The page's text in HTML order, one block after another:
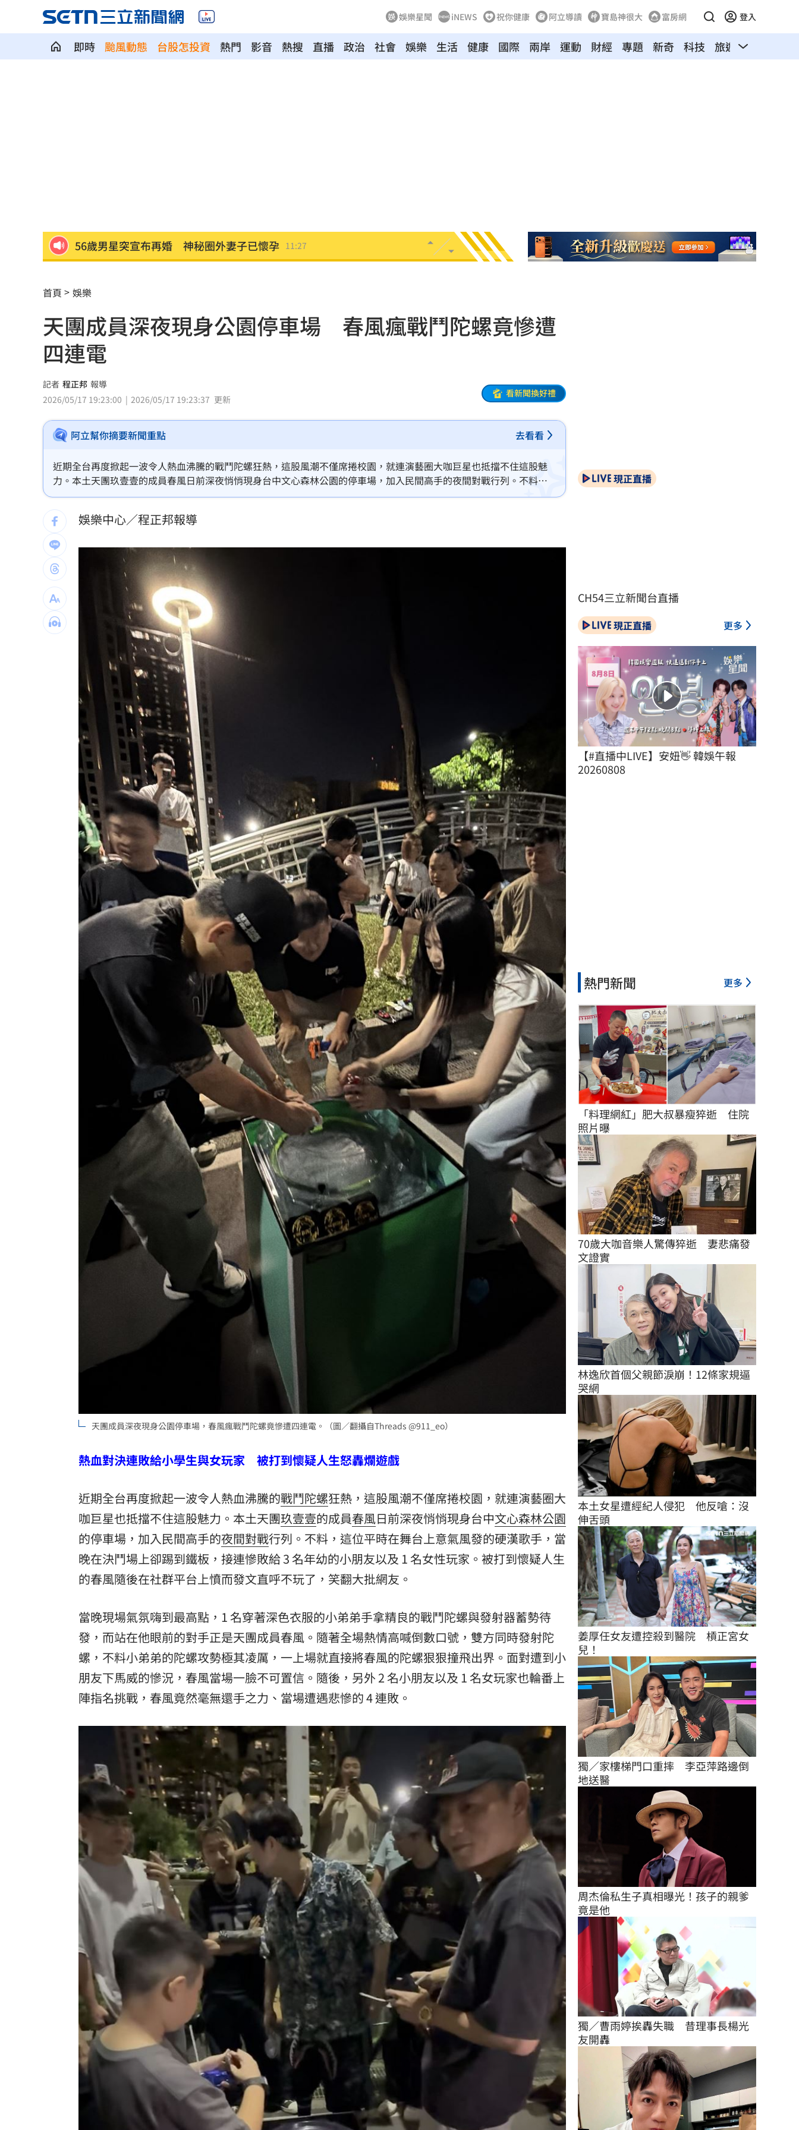
娛樂星聞 iNEWS 祝你健康 阿立導讀 寶島神很大 富房網 登入
即時 颱風動態 台股怎投資 熱門 影音 熱搜 直播 政治 社會 娛樂 生活 健康 國際 兩岸 運動 財經 專題 新奇 科技 旅遊 汽車
父親節提政見禮包 蘇巧慧：要做最強後盾
楊千霈一人扛2女兒出國！突崩潰大哭 11:49
綠5戰將推父親節影音 他遭賴清德吐槽 11:20
奉獻醫學研究逾40年！林慶順教授不幸離世
捲校園霸凌爭議 知名韓星海外發展近況曝 11:12
鄭麗文脫口稱「台灣從來也不是一個國家」
身價千億照買250元麻糬 富太包包自己做
獨／河北彩花快閃文博會！狂掃潮玩曝驚喜
台灣彩券開獎直播中
LIVE三立+24小時直播 15:27
AI時代！威力馬導入智慧營運系統提升效率
商場戰國來臨 台中「頂奢大道」逐漸成形 12:00
台彩父親節推新刮刮樂千萬頭獎超「爸」氣
「拍片人的多重宇宙」職涯論壇9/12登場！
8國球員齊聚高雄 Formosa 7s掀足球熱潮
理想混蛋號召粉絲跨海追星吃美食！
首頁 娛樂
天團成員深夜現身公園停車場 春風瘋戰鬥陀螺竟慘遭
四連電
記者 程正邦 報導
2026/05/17 19:23:00
2026/05/17 19:23:37 更新
看新聞換好禮
阿立幫你摘要新聞重點 去看看
近期全台再度掀起一波令人熱血沸騰的戰鬥陀螺狂熱，這股風潮不僅席捲校園，就連演藝圈大咖巨星也抵擋不住這股魅
力。本土天團玖壹壹的成員春風日前深夜悄悄現身台中文心森林公園的停車場，加入民間高手的夜間對戰行列。不料，
這位平時在舞台上意氣風發的硬漢歌手，當晚在決鬥場上卻踢到鐵板，接連慘敗給 3 名年幼的小朋友以及 1 名女性玩
家。被打到懷疑人生的春風隨後在社群平台上憤而發文直呼不玩了，笑翻大批網友。
娛樂中心／程正邦報導
天團成員深夜現身公園停車場，春風瘋戰鬥陀螺竟慘遭四連電。（圖／翻攝自Threads @911_eo）
熱血對決連敗給小學生與女玩家 被打到懷疑人生怒轟爛遊戲
近期全台再度掀起一波令人熱血沸騰的戰鬥陀螺狂熱，這股風潮不僅席捲校園，就連演藝圈大
咖巨星也抵擋不住這股魅力。本土天團玖壹壹的成員春風日前深夜悄悄現身台中文心森林公園
的停車場，加入民間高手的夜間對戰行列。不料，這位平時在舞台上意氣風發的硬漢歌手，當
晚在決鬥場上卻踢到鐵板，接連慘敗給 3 名年幼的小朋友以及 1 名女性玩家。被打到懷疑人生
的春風隨後在社群平台上憤而發文直呼不玩了，笑翻大批網友。
當晚現場氣氛嗨到最高點，1 名穿著深色衣服的小弟弟手拿精良的戰鬥陀螺與發射器蓄勢待
發，而站在他眼前的對手正是天團成員春風。隨著全場熱情高喊倒數口號，雙方同時發射陀
螺，不料小弟弟的陀螺攻勢極其凌厲，一上場就直接將春風的陀螺狠狠撞飛出界。面對遭到小
朋友下馬威的慘況，春風當場一臉不可置信。隨後，另外 2 名小朋友以及 1 名女玩家也輪番上
陣指名挑戰，春風竟然毫無還手之力、當場遭遇悲慘的 4 連敗。
現正直播
CH54三立新聞台直播
現正直播 更多
【#直播中LIVE】安妞👋 韓娛午報
20260808
熱門新聞 更多
「料理網紅」肥大叔暴瘦猝逝　住院
照片曝
70歲大咖音樂人驚傳猝逝　妻悲痛發
文證實
林逸欣首個父親節淚崩！12條家規逼
哭網
本土女星遭經紀人侵犯　他反嗆：沒
伸舌頭
姜厚任女友遭控殺到醫院　槓正宮女
兒！
獨／家樓梯門口重摔　李亞萍路邊倒
地送醫
周杰倫私生子真相曝光！孩子的親爹
竟是他
獨／曹雨婷挨轟失職　昔理事長楊光
友開轟